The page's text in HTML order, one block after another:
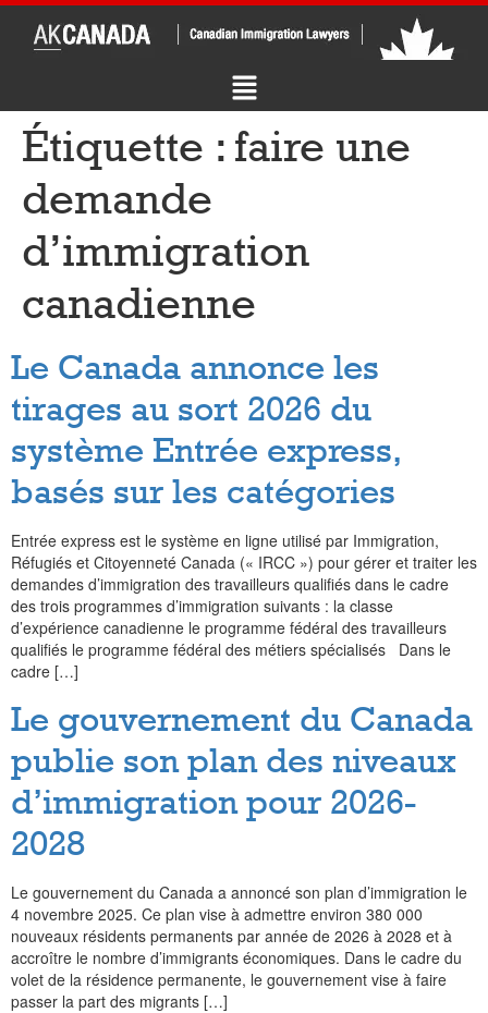
Étiquette : faire une
demande
d’immigration
canadienne
Le Canada annonce les
tirages au sort 2026 du
système Entrée express,
basés sur les catégories
Entrée express est le système en ligne utilisé par Immigration,
Réfugiés et Citoyenneté Canada (« IRCC ») pour gérer et traiter les
demandes d’immigration des travailleurs qualifiés dans le cadre
des trois programmes d’immigration suivants : la classe
d’expérience canadienne le programme fédéral des travailleurs
qualifiés le programme fédéral des métiers spécialisés Dans le
cadre […]
Le gouvernement du Canada
publie son plan des niveaux
d’immigration pour 2026-
2028
Le gouvernement du Canada a annoncé son plan d’immigration le
4 novembre 2025. Ce plan vise à admettre environ 380 000
nouveaux résidents permanents par année de 2026 à 2028 et à
accroître le nombre d’immigrants économiques. Dans le cadre du
volet de la résidence permanente, le gouvernement vise à faire
passer la part des migrants […]